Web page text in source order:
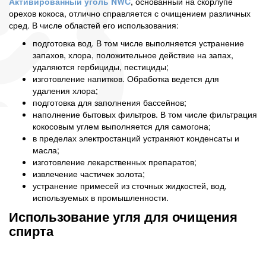
орехов кокоса, отлично справляется с очищением различных
сред. В числе областей его использования:
подготовка вод. В том числе выполняется устранение
запахов, хлора, положительное действие на запах,
удаляются гербициды, пестициды;
изготовление напитков. Обработка ведется для
удаления хлора;
подготовка для заполнения бассейнов;
наполнение бытовых фильтров. В том числе фильтрация
кокосовым углем выполняется для самогона;
в пределах электростанций устраняют конденсаты и
масла;
изготовление лекарственных препаратов;
извлечение частичек золота;
устранение примесей из сточных жидкостей, вод,
используемых в промышленности.
Использование угля для очищения
спирта